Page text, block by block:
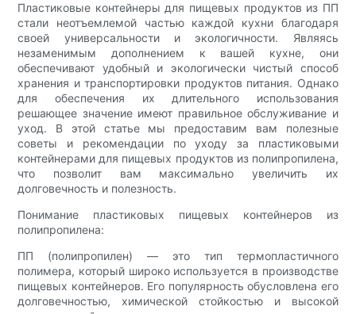
Пластиковые контейнеры для пищевых продуктов из ПП
стали неотъемлемой частью каждой кухни благодаря
своей универсальности и экологичности. Являясь
незаменимым дополнением к вашей кухне, они
обеспечивают удобный и экологически чистый способ
хранения и транспортировки продуктов питания. Однако
для обеспечения их длительного использования
решающее значение имеют правильное обслуживание и
уход. В этой статье мы предоставим вам полезные
советы и рекомендации по уходу за пластиковыми
контейнерами для пищевых продуктов из полипропилена,
что позволит вам максимально увеличить их
долговечность и полезность.
Понимание пластиковых пищевых контейнеров из
полипропилена:
ПП (полипропилен) — это тип термопластичного
полимера, который широко используется в производстве
пищевых контейнеров. Его популярность обусловлена ​​его
долговечностью, химической стойкостью и высокой